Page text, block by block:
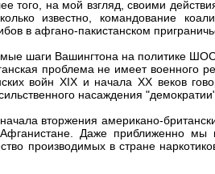
того, на мой взгляд, своими
известно, командование
в афгано-пакистанском
шаги Вашингтона на политике
проблема не имеет военного
войн XIX и начала XX веков
насаждения
вторжения американо-
Даже приближенно
производимых в стране